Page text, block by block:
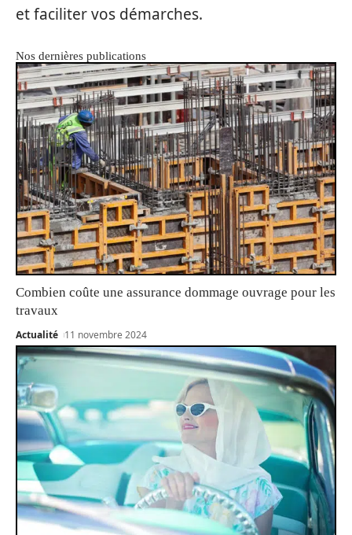
et faciliter vos démarches.
Nos dernières publications
Combien coûte une assurance dommage ouvrage pour les
travaux
Actualité 11 novembre 2024